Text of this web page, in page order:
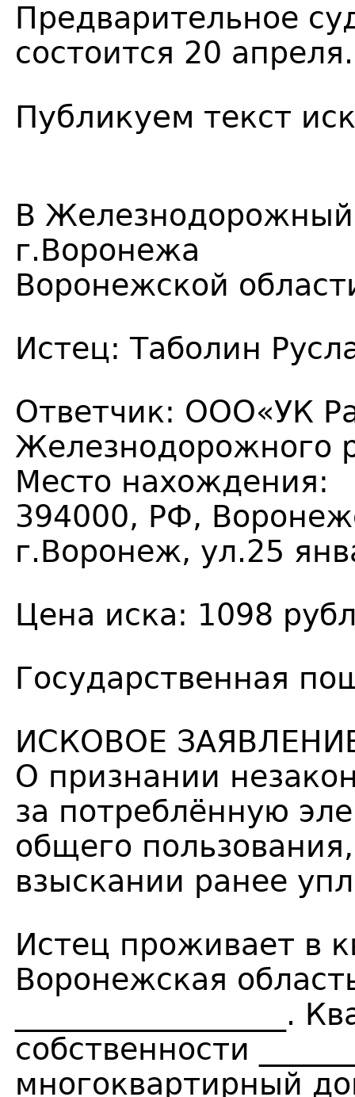
Предварительное
состоится 20 апреля.
Публикуем текст
В
г.Воронежа
Воронежской
Истец: Таболин
Ответчик: ООО«УК
Железнодорожного
Место нахождения:
394000, РФ,
г.Воронеж, ул.25
Цена иска: 1098
Государственная
ИСКОВОЕ
О признании
за потреблённую
общего пользования,
взыскании ранее
Истец проживает в
Воронежская
__________________.
собственности
многоквартирный